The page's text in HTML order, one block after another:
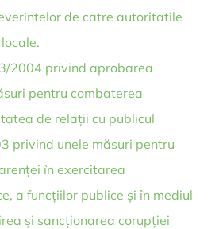
de catre autoritatile
2004 privind aprobarea
pentru combaterea
de relații cu publicul
privind unele măsuri pentru
în exercitarea
a funcțiilor publice și în mediul
și sancționarea corupției